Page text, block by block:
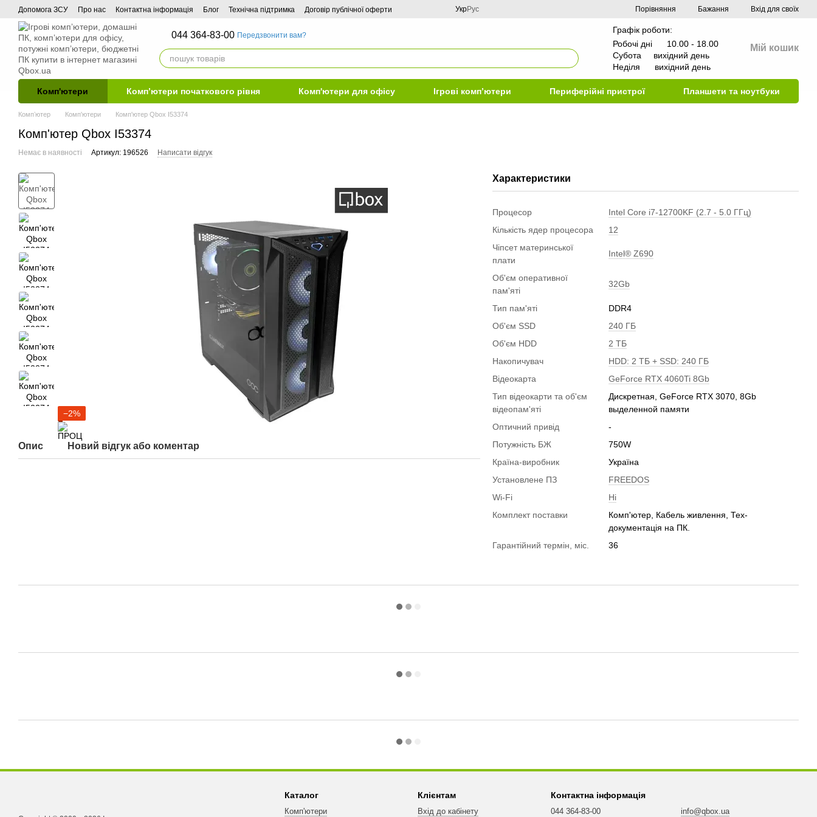
Перейти до основного контенту
Допомога ЗСУ Про нас Контактна інформація Блог Технічна підтримка Договір публічної оферти УкрРус Порівняння Бажання Вхід для своїх
044 364-83-00 Передзвонити вам?
Графік роботи:
Робочі дні 10.00 - 18.00
Субота вихідний день
Неділя вихідний день
Мій кошик
Комп'ютери Комп’ютери початкового рівня Комп'ютери для офісу Ігрові комп’ютери Периферійні пристрої Планшети та ноутбуки
Компʼютер Комп'ютери Комп'ютер Qbox I53374
Комп'ютер Qbox I53374
Немає в наявності Артикул: 196526 Написати відгук
−2%
Опис Новий відгук або коментар
Характеристики
Процесор
Intel Core i7-12700KF (2.7 - 5.0 ГГц)
Кількість ядер процесора
12
Чіпсет материнської
плати
Intel® Z690
Об'єм оперативної
пам'яті
32Gb
Тип пам'яті
DDR4
Об'єм SSD
240 ГБ
Об'єм HDD
2 ТБ
Накопичувач
HDD: 2 ТБ + SSD: 240 ГБ
Відеокарта
GeForce RTX 4060Ti 8Gb
Тип відеокарти та об'єм
відеопам'яті
Дискретная, GeForce RTX 3070, 8Gb
выделенной памяти
Оптичний привід
-
Потужність БЖ
750W
Країна-виробник
Україна
Установлене ПЗ
FREEDOS
Wi-Fi
Ні
Комплект поставки
Комп'ютер, Кабель живлення, Тех-
документація на ПК.
Гарантійний термін, міс.
36
Каталог
Комп'ютери
Клієнтам
Вхід до кабінету
Контактна інформація
044 364-83-00 info@qbox.ua